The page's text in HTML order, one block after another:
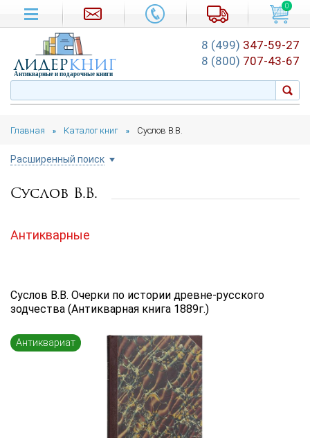
Главная » Каталог книг » Суслов В.В.
Расширенный поиск
Цена руб.
Автор
...
...
по дате поступления (новинки)
Суслов В.В.
Антикварные
Суслов В.В. Очерки по истории древне-русского
зодчества (Антикварная книга 1889г.)
Антиквариат
0
лидеркниг
Антикварные и подарочные книги
8 (499) 347-59-27
8 (800) 707-43-67